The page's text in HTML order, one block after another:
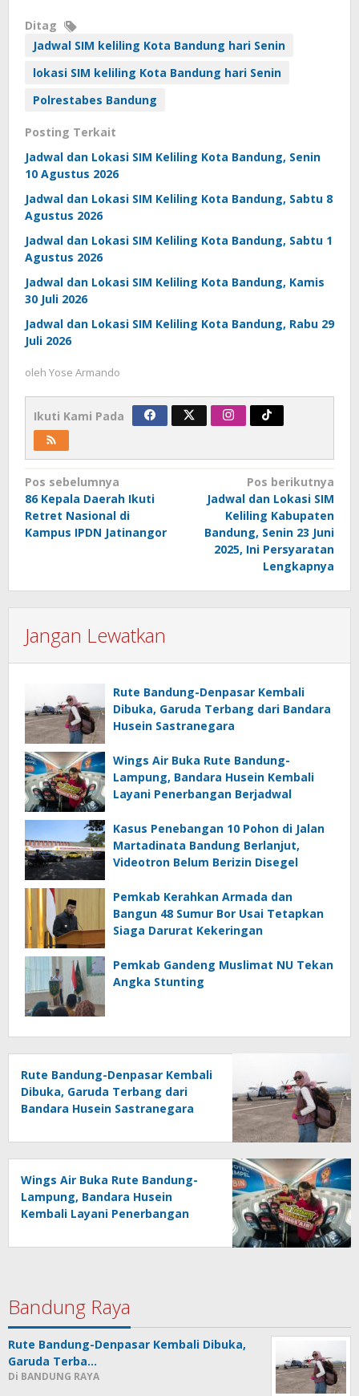
Ditag
Jadwal SIM keliling Kota Bandung hari Senin
lokasi SIM keliling Kota Bandung hari Senin
Polrestabes Bandung
Posting Terkait
Jadwal dan Lokasi SIM Keliling Kota Bandung, Senin
10 Agustus 2026
Jadwal dan Lokasi SIM Keliling Kota Bandung, Sabtu 8
Agustus 2026
Jadwal dan Lokasi SIM Keliling Kota Bandung, Sabtu 1
Agustus 2026
Jadwal dan Lokasi SIM Keliling Kota Bandung, Kamis
30 Juli 2026
Jadwal dan Lokasi SIM Keliling Kota Bandung, Rabu 29
Juli 2026
oleh Yose Armando
Ikuti Kami Pada
Navigasi
pos
Pos sebelumnya
86 Kepala Daerah Ikuti
Retret Nasional di
Kampus IPDN Jatinangor
Pos berikutnya
Jadwal dan Lokasi SIM
Keliling Kabupaten
Bandung, Senin 23 Juni
2025, Ini Persyaratan
Lengkapnya
Jangan Lewatkan
Rute Bandung-Denpasar Kembali
Dibuka, Garuda Terbang dari Bandara
Husein Sastranegara
Wings Air Buka Rute Bandung-
Lampung, Bandara Husein Kembali
Layani Penerbangan Berjadwal
Kasus Penebangan 10 Pohon di Jalan
Martadinata Bandung Berlanjut,
Videotron Belum Berizin Disegel
Pemkab Kerahkan Armada dan
Bangun 48 Sumur Bor Usai Tetapkan
Siaga Darurat Kekeringan
Pemkab Gandeng Muslimat NU Tekan
Angka Stunting
Rute Bandung-Denpasar Kembali
Dibuka, Garuda Terbang dari
Bandara Husein Sastranegara
Wings Air Buka Rute Bandung-
Lampung, Bandara Husein
Kembali Layani Penerbangan
Bandung Raya
Rute Bandung-Denpasar Kembali Dibuka,
Garuda Terba…
Di BANDUNG RAYA